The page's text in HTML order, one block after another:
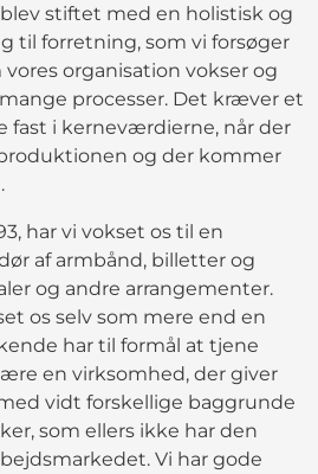
stiftet med en holistisk og
til forretning, som vi forsøger
organisation vokser og
processer. Det kræver et
fast i kerneværdierne, når der
og der kommer
har vi vokset os til en
af armbånd, billetter og
og andre arrangementer.
os selv som mere end en
har til formål at tjene
en virksomhed, der giver
vidt forskellige baggrunde
som ellers ikke har den
Vi har gode